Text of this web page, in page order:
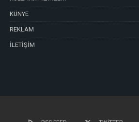
KÜNYE
REKLAM
İLETİŞİM